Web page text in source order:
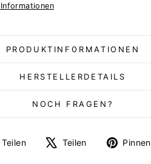
PRODUKTINFORMATIONEN
HERSTELLERDETAILS
NOCH FRAGEN?
Teilen
Auf
Teilen
Auf
Pinnen